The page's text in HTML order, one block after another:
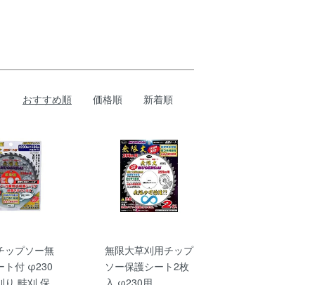
おすすめ順 価格順 新着順
ップソー無
ト付 φ230
り 畦刈 保
無限大草刈用チップ
ソー保護シート2枚
入 φ230用